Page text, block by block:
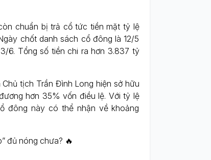
chuẩn bị trả cổ tức tiền mặt tỷ lệ
chốt danh sách cổ đông là 12/5
6. Tổng số tiền chi ra hơn 3.837 tỷ
tịch Trần Đình Long hiện sở hữu
hơn 35% vốn điều lệ. Với tỷ lệ
đông này có thể nhận về khoảng
đủ nóng chưa? 🔥